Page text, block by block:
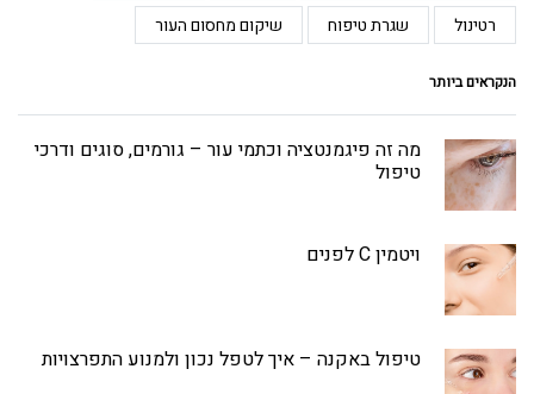
רטינול
שגרת טיפוח שיקום מחסום העור
הנקראים ביותר
מה זה פיגמנטציה וכתמי עור – גורמים, סוגים ודרכי
טיפול
ויטמין C לפנים
טיפול באקנה – איך לטפל נכון ולמנוע התפרצויות